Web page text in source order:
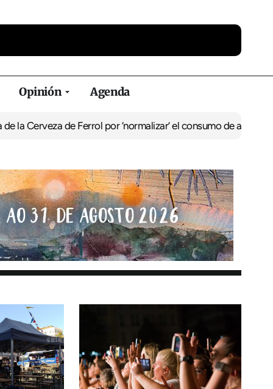
Opinión Agenda
de Ferrol por ‘normalizar’ el consumo de alcoholDe Perlío a